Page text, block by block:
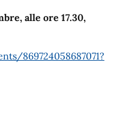
alle ore 17.30,
869724058687071?